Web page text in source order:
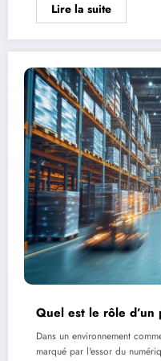
Lire la suite
Quel est le rôle
Dans un environnement
marqué par l'essor du